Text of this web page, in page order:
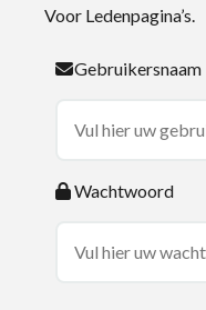
Voor Ledenpagina’s.
Gebruikersnaam
Wachtwoord